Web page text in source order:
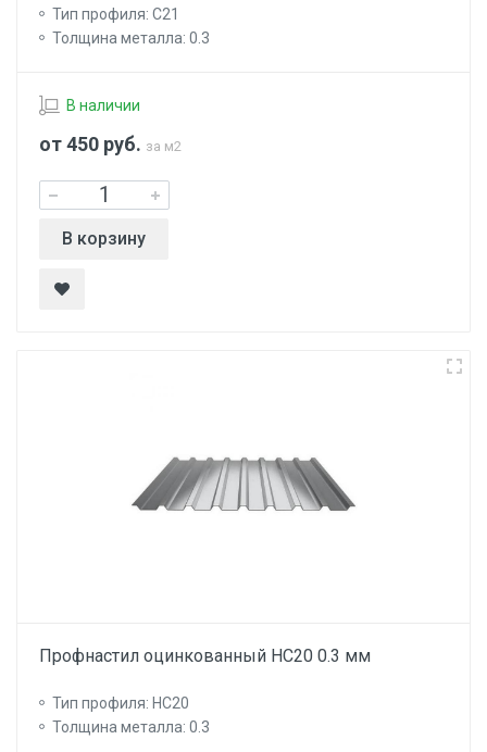
Тип профиля: С21
Толщина металла: 0.3
В наличии
от 450 руб. за м2
В корзину
Профнастил оцинкованный НС20 0.3 мм
Тип профиля: НС20
Толщина металла: 0.3